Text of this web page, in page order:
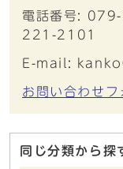
電話番号:
221-2101
E-mail:
お問い合わせフ
同じ分類から探